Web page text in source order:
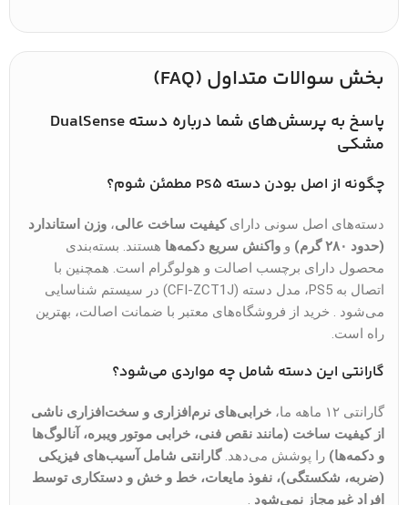
بخش سوالات متداول (FAQ)
پاسخ به پرسش‌های شما درباره دسته DualSense
مشکی
چگونه از اصل بودن دسته PS5 مطمئن شوم؟
دسته‌های اصل سونی دارایکیفیت ساخت عالی، وزن استاندارد
(حدود ۲۸۰ گرم)
و واکنش سریع دکمه‌ها هستند. بسته‌بندی
محصول دارای برچسب اصالت و هولوگرام است. همچنین با
اتصال به PS5، مدل دسته (CFI-ZCT1J) در سیستم شناسایی
می‌شود . خرید از فروشگاه‌های معتبر با ضمانت اصالت، بهترین
راه است.
گارانتی این دسته شامل چه مواردی می‌شود؟
گارانتی ۱۲ ماهه ما،
خرابی‌های نرم‌افزاری و سخت‌افزاری ناشی
از کیفیت ساخت (مانند نقص فنی، خرابی موتور ویبره، آنالوگ‌ها
و دکمه‌ها) را پوشش می‌دهد.گارانتی شامل آسیب‌های فیزیکی
(ضربه، شکستگی)، نفوذ مایعات، خط و خش و دستکاری توسط
افراد غیرمجاز نمی‌شود .